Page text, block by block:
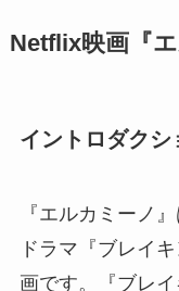
Netflix映画『
イントロダクシ
『エルカミーノ
ドラマ『ブレイ
画です。『ブレ